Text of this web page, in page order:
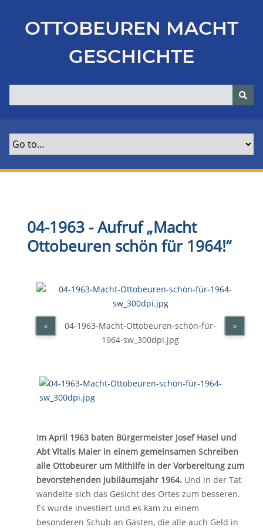
p
OTTOBEUREN MACHT
GESCHICHTE
04-1963 - Aufruf „Macht
Ottobeuren schön für 1964!“
04-1963-Macht-Ottobeuren-schön-für-
1964-sw_300dpi.jpg
< >
Im April 1963 baten Bürgermeister Josef Hasel und
Abt Vitalis Maier in einem gemeinsamen Schreiben
alle Ottobeurer um Mithilfe in der Vorbereitung zum
bevorstehenden Jubiläumsjahr 1964. Und in der Tat
wandelte sich das Gesicht des Ortes zum besseren.
Es wurde investiert und es kam zu einem
besonderen Schub an Gästen, die alle auch Geld in